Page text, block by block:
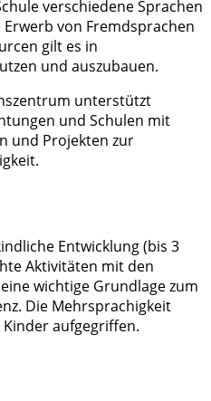
verschiedene Sprachen
von Fremdsprachen
gilt es in
und auszubauen.
unterstützt
und Schulen mit
und Projekten zur
Entwicklung (bis 3
Aktivitäten mit den
wichtige Grundlage zum
Die Mehrsprachigkeit
aufgegriffen.